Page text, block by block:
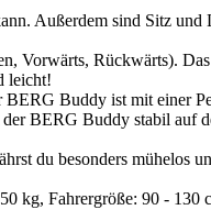
Außerdem sind Sitz und
Vorwärts, Rückwärts).
leicht!
Buddy ist mit einer
BERG Buddy stabil auf
du besonders mühelos
Fahrergröße: 90 - 130